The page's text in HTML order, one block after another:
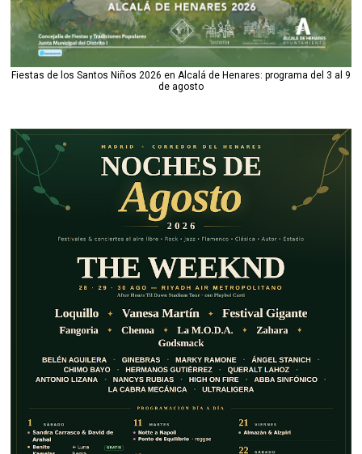
Fiestas de los Santos Niños 2026 en Alcalá de Henares: programa del 3 al 9
de agosto